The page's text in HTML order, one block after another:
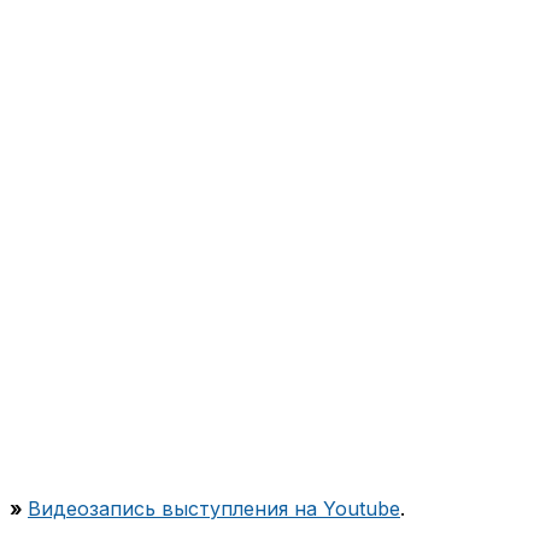
» Видеозапись выступления на Youtube.